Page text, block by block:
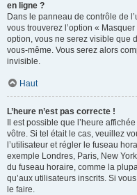
en ligne ?
Dans le panneau de contrôle de
vous trouverez l’option «
option, vous ne serez visible que
vous-même. Vous serez alors
invisible.
Haut
L’heure n’est pas correcte !
Il est possible que l’heure
vôtre. Si tel était le cas, veuillez
l’utilisateur et régler le fuseau
exemple Londres, Paris, New
du fuseau horaire, comme la
qu’aux utilisateurs inscrits. Si
le faire.